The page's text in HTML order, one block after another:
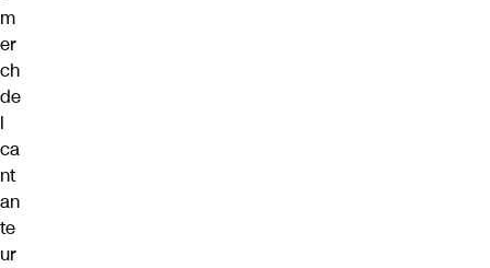
m
er
ch
de
l
ca
nt
an
te
ur